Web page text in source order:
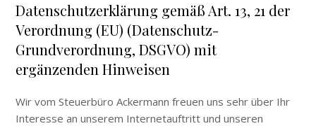
Datenschutzerklärung gemäß Art. 13, 21 der
Verordnung (EU) (Datenschutz-
Grundverordnung, DSGVO) mit
ergänzenden Hinweisen
Wir vom Steuerbüro Ackermann freuen uns sehr über Ihr
Interesse an unserem Internetauftritt und unseren